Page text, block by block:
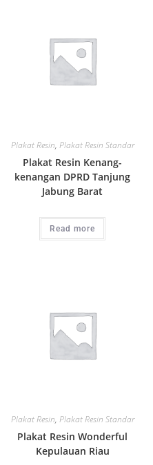
Plakat Resin, Plakat Resin Standar
Plakat Resin Kenang-
kenangan DPRD Tanjung
Jabung Barat
Read more
Plakat Resin, Plakat Resin Standar
Plakat Resin Wonderful
Kepulauan Riau